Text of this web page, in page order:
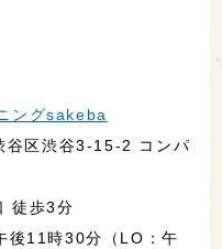
ングsakeba
谷区渋谷3-15-2 コンパ
徒歩3分
後11時30分（LO：午